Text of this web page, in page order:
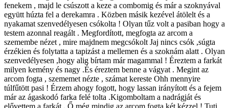
fenekem , majd le csúszott a keze a combomig és már a szoknyával
együtt húzta fel a derekamra . Közben másik kezével átölelt és a
nyakamat szenvedélyesen csókolta ! Olyan tűz volt a pasiban hogy a
testem azonnal reagált . Megfordított, megfogta az arcom a
szemembe nézet , mire majdnem megcsókolt Jaj nincs csók ,súgta
érzékien és folytatta a tapizást a mellemen és a szoknám alatt . Olyan
szenvedélyesen ,hogy alig bírtam már magammal ! Éreztem a farkát
milyen kemény és nagy .És éreztem benne a vágyat . Megint az
arcom fogta , szememet nézte , számat kereste Ohh mennyire
túlfűtött pasi ! Érzem ahogy fogott, hogy lassan irányított és a fejem
már az ágaskodó farka felé tolta .Kigomboltam a nadrágját és